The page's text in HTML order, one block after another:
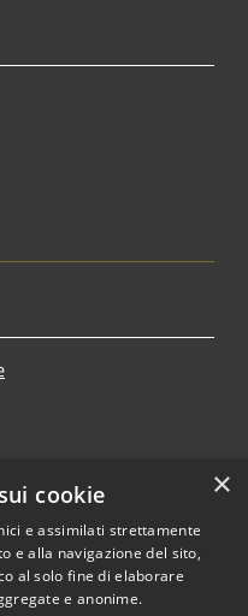
Copyright © 2026 • Comune di
×
cookie
e assimilati strettamente
e alla navigazione del sito,
al solo fine di elaborare
e anonime.